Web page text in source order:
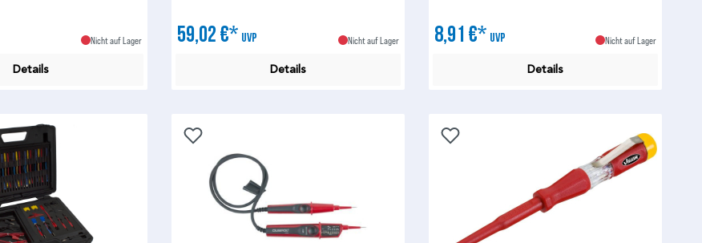
Nicht auf Lager
Details
59,02 €* UVP Nicht auf Lager
Details
8,91 €* UVP Nicht auf Lager
Details